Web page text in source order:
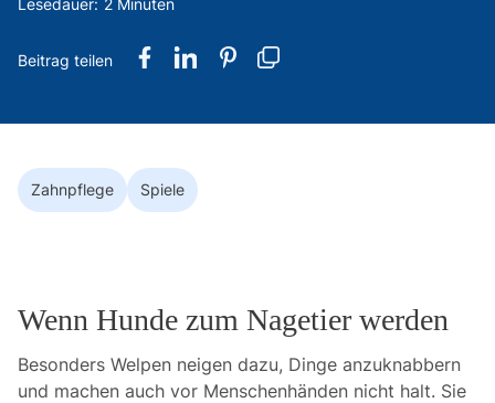
Lesedauer: 2 Minuten
Zahnpflege Spiele
Wenn Hunde zum Nagetier werden
Besonders Welpen neigen dazu, Dinge anzuknabbern
und machen auch vor Menschenhänden nicht halt. Sie